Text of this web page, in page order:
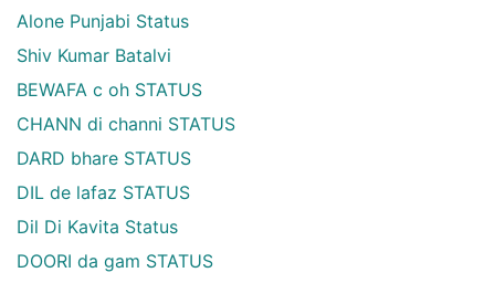
Alone Punjabi Status
Shiv Kumar Batalvi
BEWAFA c oh STATUS
CHANN di channi STATUS
DARD bhare STATUS
DIL de lafaz STATUS
Dil Di Kavita Status
DOORI da gam STATUS